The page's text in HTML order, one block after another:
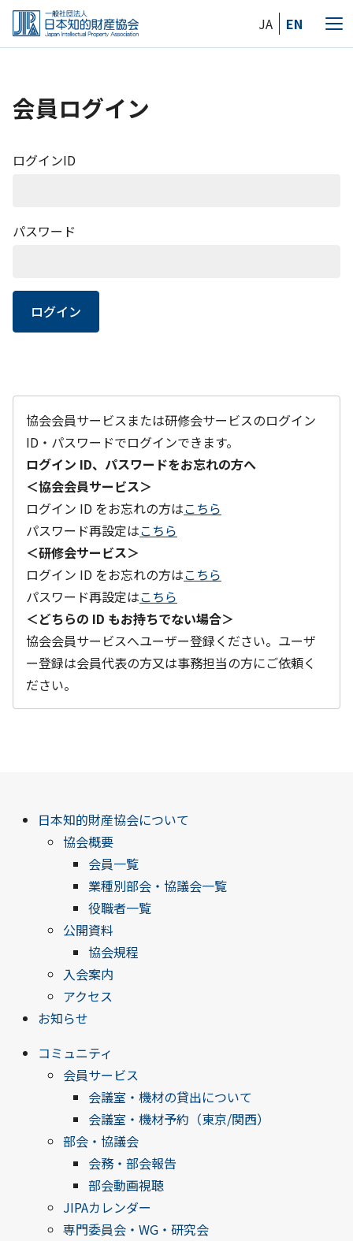
Skip
the
JA EN
メ
会員ログイン
ログインID
パスワード
ログイン
協会会員サービスまたは研修会サービスのログイン
ID・パスワードでログインできます。
ログイン ID、パスワードをお忘れの方へ
＜協会会員サービス＞
ログイン ID をお忘れの方はこちら
パスワード再設定はこちら
＜研修会サービス＞
ログイン ID をお忘れの方はこちら
パスワード再設定はこちら
＜どちらの ID もお持ちでない場合＞
協会会員サービスへユーザー登録ください。ユーザ
ー登録は会員代表の方又は事務担当の方にご依頼く
ださい。
日本知的財産協会について
協会概要
会員一覧
業種別部会・協議会一覧
役職者一覧
公開資料
協会規程
入会案内
アクセス
お知らせ
コミュニティ
会員サービス
会議室・機材の貸出について
会議室・機材予約（東京/関西）
部会・協議会
会務・部会報告
部会動画視聴
JIPAカレンダー
専門委員会・WG・研究会